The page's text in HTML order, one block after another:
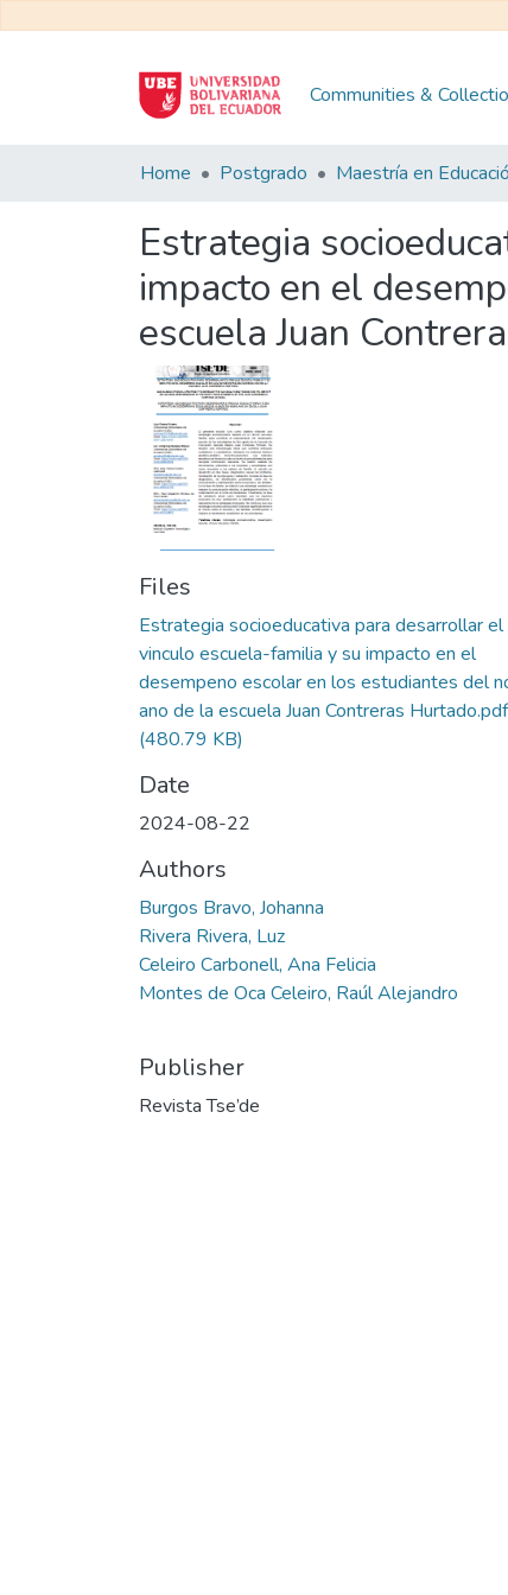
Communities &
Home Postgrado
Estrategia
impacto en el
escuela Juan
Files
Estrategia socioeducativa para desarrollar el
vinculo escuela-familia y su impacto en el
desempeno escolar en los estudiantes del
ano de la escuela Juan Contreras Hurtado.pdf
(480.79 KB)
Date
2024-08-22
Authors
Burgos Bravo, Johanna
Rivera Rivera, Luz
Celeiro Carbonell, Ana Felicia
Montes de Oca Celeiro, Raúl Alejandro
Publisher
Revista Tse’de